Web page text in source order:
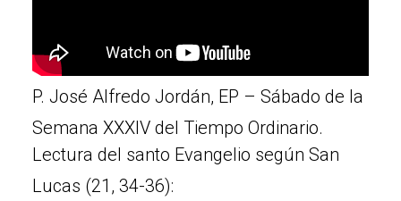
P. José Alfredo Jordán, EP – Sábado de la
Semana XXXIV del Tiempo Ordinario.
Lectura del santo Evangelio según San
Lucas (21, 34-36):